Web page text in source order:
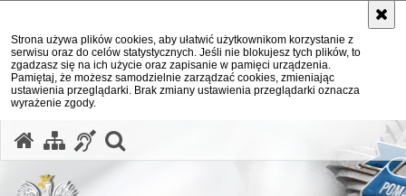
Strona używa plików cookies, aby ułatwić użytkownikom korzystanie z
serwisu oraz do celów statystycznych. Jeśli nie blokujesz tych plików, to
zgadzasz się na ich użycie oraz zapisanie w pamięci urządzenia.
Pamiętaj, że możesz samodzielnie zarządzać cookies, zmieniając
ustawienia przeglądarki. Brak zmiany ustawienia przeglądarki oznacza
wyrażenie zgody.